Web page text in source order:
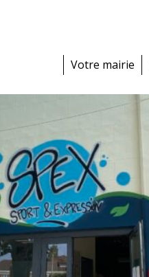
Votre mairie